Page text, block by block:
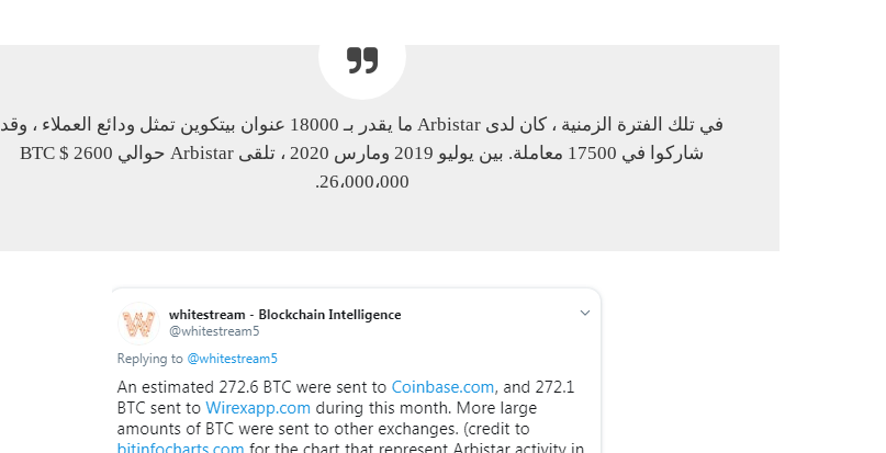
في تلك الفترة الزمنية ، كان لدى Arbistar ما يقدر بـ 18000 عنوان بيتكوين تمثل ودائع العملاء ، وقد
شاركوا في 17500 معاملة. بين يوليو 2019 ومارس 2020 ، تلقى Arbistar حوالي 2600 BTC $
26،000،000.